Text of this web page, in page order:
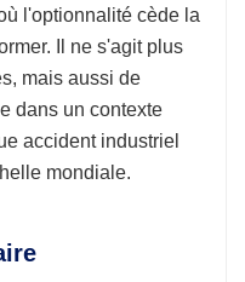
l'optionnalité cède la
Il ne s'agit plus
mais aussi de
dans un contexte
accident industriel
mondiale.